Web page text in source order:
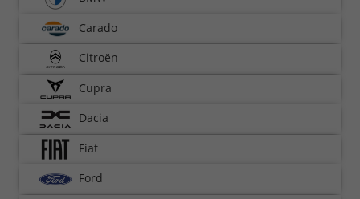
Carado
Citroën
Cupra
Dacia
Fiat
Ford